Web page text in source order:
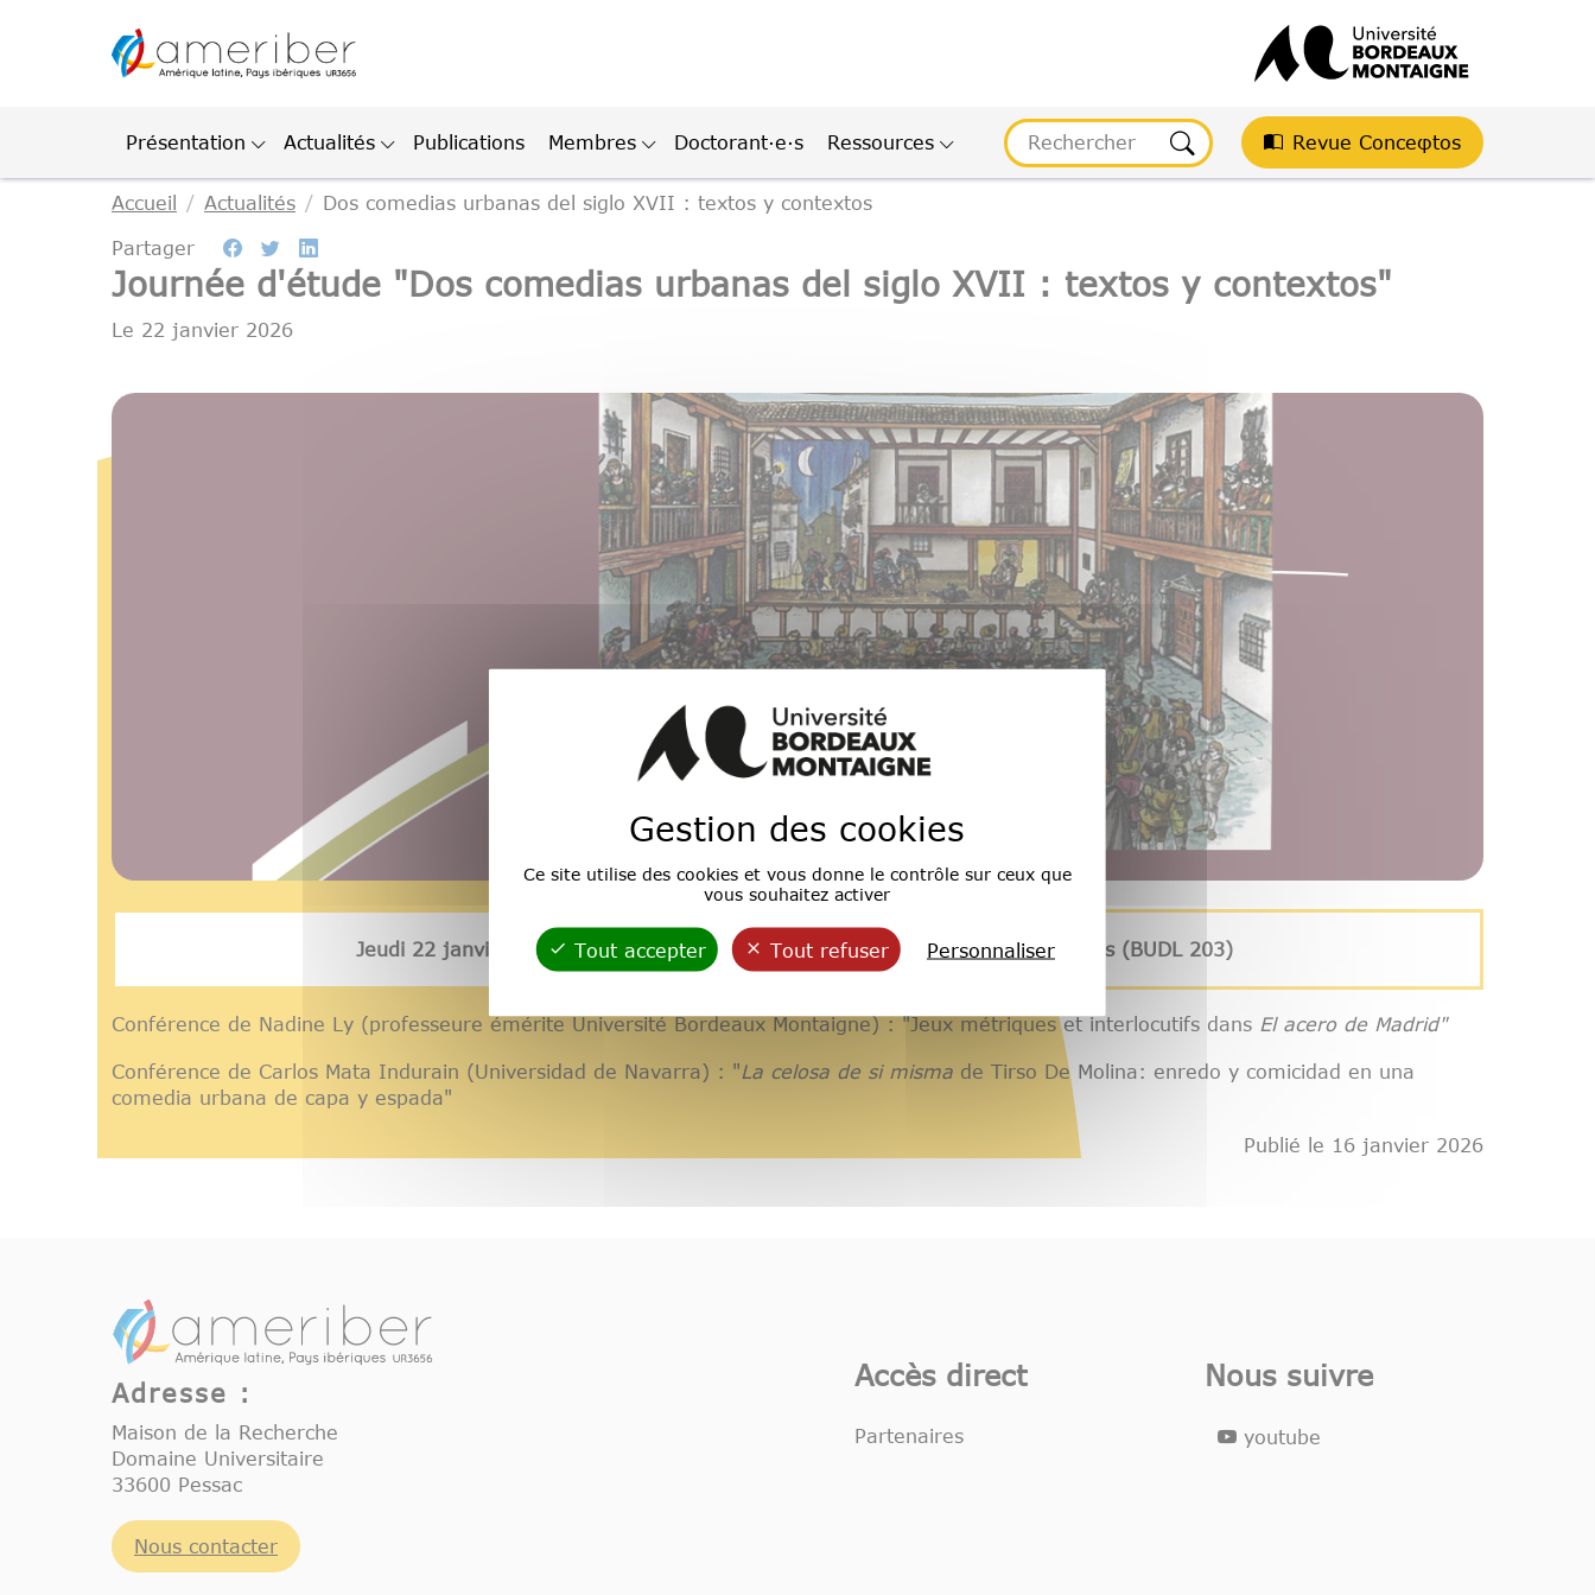
Présentation Actualités Publications Membres Doctorant·e·s Ressources Revue Conceφtos
Accueil Actualités Dos comedias urbanas del siglo XVII : textos y contextos
Partager
Journée d'étude "Dos comedias urbanas del siglo XVII : textos y contextos"
Le 22 janvier 2026
Jeudi 22 janvier de 14h30 à 17h30 à la Bibliothèque Universitaire Droit-Lettres (BUDL 203)
Conférence de Nadine Ly (professeure émérite Université Bordeaux Montaigne) : "Jeux métriques et interlocutifs dans El acero de Madrid"
Conférence de Carlos Mata Indurain (Universidad de Navarra) : "La celosa de si misma de Tirso De Molina: enredo y comicidad en una
comedia urbana de capa y espada"
Publié le 16 janvier 2026
Adresse :
Maison de la Recherche
Domaine Universitaire
33600 Pessac
Nous contacter
Accès direct
Partenaires
Nous suivre
youtube
Gestion des cookies
Ce site utilise des cookies et vous donne le contrôle sur ceux que
vous souhaitez activer
Tout accepter Tout refuser Personnaliser